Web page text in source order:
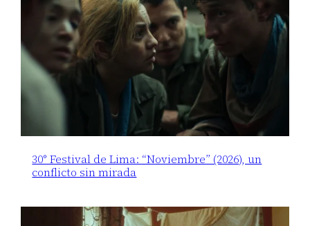
30° Festival de Lima: “Noviembre” (2026), un
conflicto sin mirada